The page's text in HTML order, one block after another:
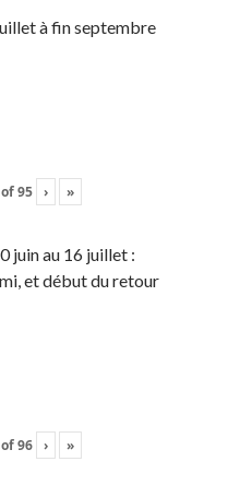
à fin septembre
of95 › »
juin au 16 juillet :
et début du retour
of96 › »